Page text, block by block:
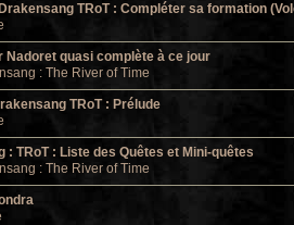
TRoT : Compléter sa formation
Nadoret quasi complète à ce jour
: The River of Time
TRoT : Prélude
: TRoT : Liste des Quêtes et Mini-quêtes
: The River of Time